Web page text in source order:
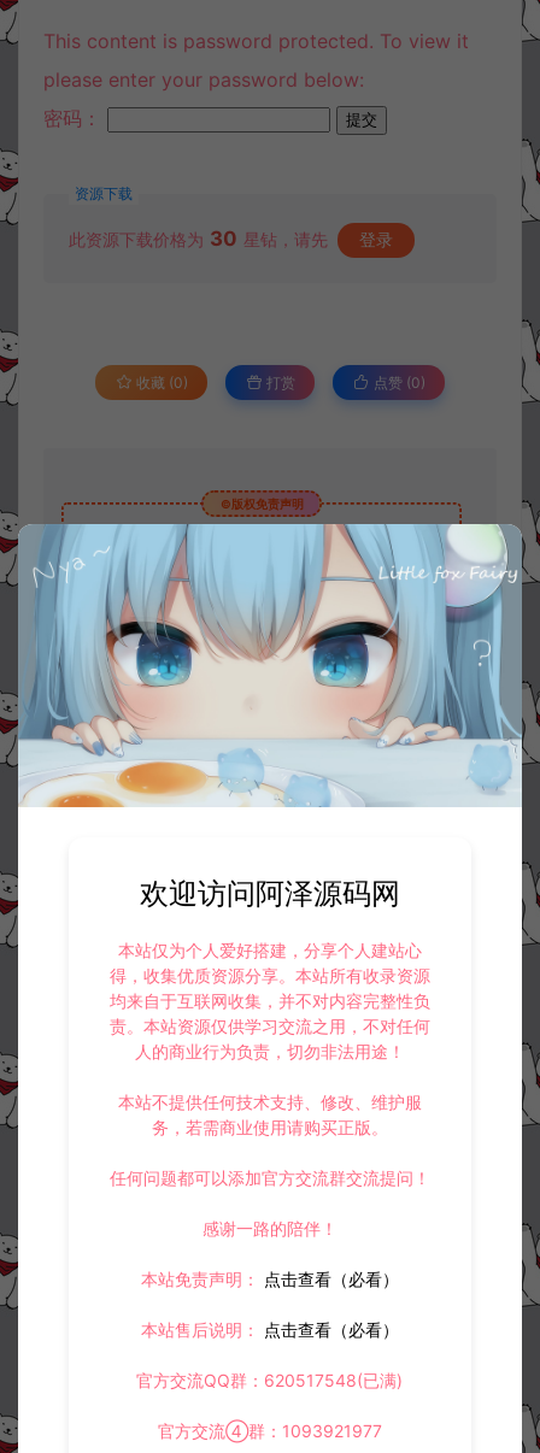
This content is password protected. To view it
please enter your password below:
密码：
资源下载
此资源下载价格为 30 星钻，请先 登录
收藏 (0) 打赏 点赞 (0)
©版权免责声明
本站资源售价只是赞助，收取费用仅维持本站的日常运营所需。
2.
若您需要商业运营或用于其他商业活动，请您购买正版授权并合法
使用。
如果本站有侵犯、不妥之处的资源，请在网站右边客服联系我们。
将会第一时间解决！
本站提供的所有资源仅供参考学习使用，不存在任何商业目的与商
业用途，请大家不要用于商用！
侵权联系邮箱：32838727@qq.com
阿泽源码网 端游资源
密码保护：Q萌竞速端游【口口灰车幻域
全明星】5月最新整理Win一键服务端+GM命令+PC客户端+详细搭建教程
https://www.lyzwlkj.vip/32782/dyzy/
冷雨泽ღ 默认解压密码：www.lyzwlkj.vip
上一篇：
经典武侠端游【天龙八部之绝情谷修仙第四版】5月最新整理Linux手工服务端+GM工具+PC客户端+详细搭建教程
下一篇：
欢迎访问阿泽源码网
本站仅为个人爱好搭建，分享个人建站心
得，收集优质资源分享。本站所有收录资源
均来自于互联网收集，并不对内容完整性负
责。本站资源仅供学习交流之用，不对任何
人的商业行为负责，切勿非法用途！
本站不提供任何技术支持、修改、维护服
务，若需商业使用请购买正版。
任何问题都可以添加官方交流群交流提问！
感谢一路的陪伴！
本站免责声明： 点击查看（必看）
本站售后说明： 点击查看（必看）
官方交流QQ群：620517548(已满)
官方交流④群：1093921977